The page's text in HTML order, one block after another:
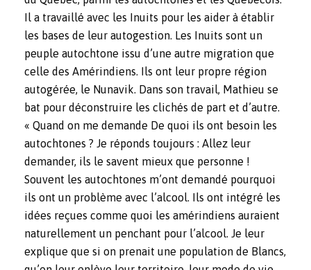
Il a travaillé avec les Inuits pour les aider à établir
les bases de leur autogestion. Les Inuits sont un
peuple autochtone issu d’une autre migration que
celle des Amérindiens. Ils ont leur propre région
autogérée, le Nunavik. Dans son travail, Mathieu se
bat pour déconstruire les clichés de part et d’autre.
« Quand on me demande De quoi ils ont besoin les
autochtones ? Je réponds toujours : Allez leur
demander, ils le savent mieux que personne !
Souvent les autochtones m’ont demandé pourquoi
ils ont un problème avec l’alcool. Ils ont intégré les
idées reçues comme quoi les amérindiens auraient
naturellement un penchant pour l’alcool. Je leur
explique que si on prenait une population de Blancs,